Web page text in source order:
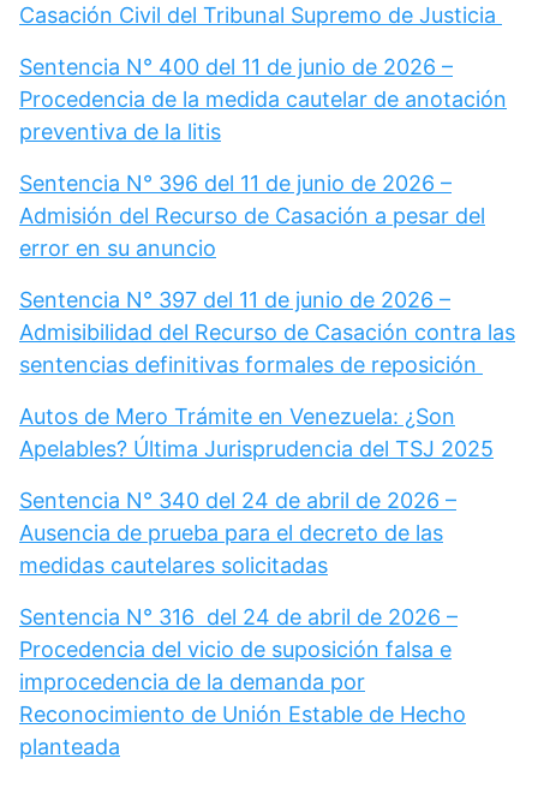
Casación Civil del Tribunal Supremo de Justicia
Sentencia N° 400 del 11 de junio de 2026 –
Procedencia de la medida cautelar de anotación
preventiva de la litis
Sentencia N° 396 del 11 de junio de 2026 –
Admisión del Recurso de Casación a pesar del
error en su anuncio
Sentencia N° 397 del 11 de junio de 2026 –
Admisibilidad del Recurso de Casación contra las
sentencias definitivas formales de reposición
Autos de Mero Trámite en Venezuela: ¿Son
Apelables? Última Jurisprudencia del TSJ 2025
Sentencia N° 340 del 24 de abril de 2026 –
Ausencia de prueba para el decreto de las
medidas cautelares solicitadas
Sentencia N° 316 del 24 de abril de 2026 –
Procedencia del vicio de suposición falsa e
improcedencia de la demanda por
Reconocimiento de Unión Estable de Hecho
planteada